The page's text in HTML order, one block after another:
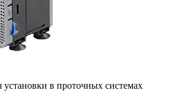
в проточных системах